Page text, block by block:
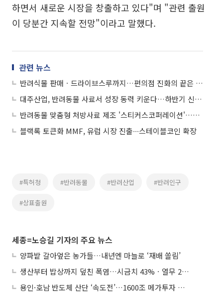
하면서 새로운 시장을 창출하고 있다"며 "관련 출원
이 당분간 지속할 전망"이라고 말했다.
관련 뉴스
반려식물 판매ㆍ드라이브스루까지…편의점 진화의 끝은 어디?
대주산업, 반려동물 사료서 성장 동력 키운다…하반기 신제품 확대
반려동물 맞춤형 처방사료 제조 '스티커스코퍼레이션'…8월 'A-벤처스'
블랙록 토큰화 MMF, 유럽 시장 진출∙∙∙스테이블코인 확장
#특허청 #반려동물 #반려산업 #반려인구
#상표출원
세종=노승길 기자의 주요 뉴스
양파밭 갈아엎은 농가들…내년엔 마늘로 ‘재배 쏠림’
생산부터 밥상까지 덮친 폭염…시금치 43%ㆍ열무 28% 급등
용인·호남 반도체 산단 ‘속도전’…1600조 메가투자 이행 총력